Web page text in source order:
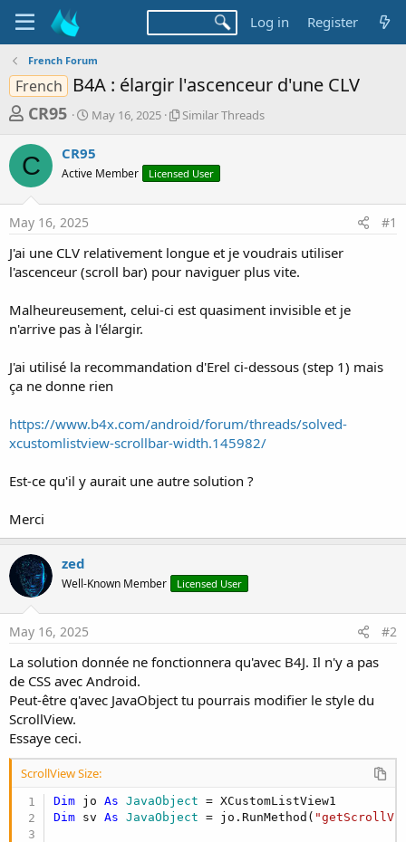
Log in Register
French Forum
French B4A : élargir l'ascenceur d'une CLV
T
r
e
a
d
s
t
r
t
e
r
CR95
S
r
t
a
May 16, 2025
S
l
r
r
e
d
Similar Threads
C CR95
Active Member Licensed User
May 16, 2025 #1
J'ai une CLV relativement longue et je voudrais utiliser
l'ascenceur (scroll bar) pour naviguer plus vite.
Malheureusement, celui-ci est quasiment invisible et je
n'arrive pas à l'élargir.
J'ai utilisé la recommandation d'Erel ci-dessous (step 1) mais
ça ne donne rien
https://www.b4x.com/android/forum/threads/solved-
xcustomlistview-scrollbar-width.145982/
Est-ce qu'il y aurait une autre solution ?
Merci
zed
Well-Known Member Licensed User
May 16, 2025 #2
La solution donnée ne fonctionnera qu'avec B4J. Il n'y a pas
de CSS avec Android.
Peut-être q'avec JavaObject tu pourrais modifier le style du
ScrollView.
Essaye ceci.
ScrollView Size:
Dim jo As JavaObject
Dim sv As JavaObject = jo.RunMethod(